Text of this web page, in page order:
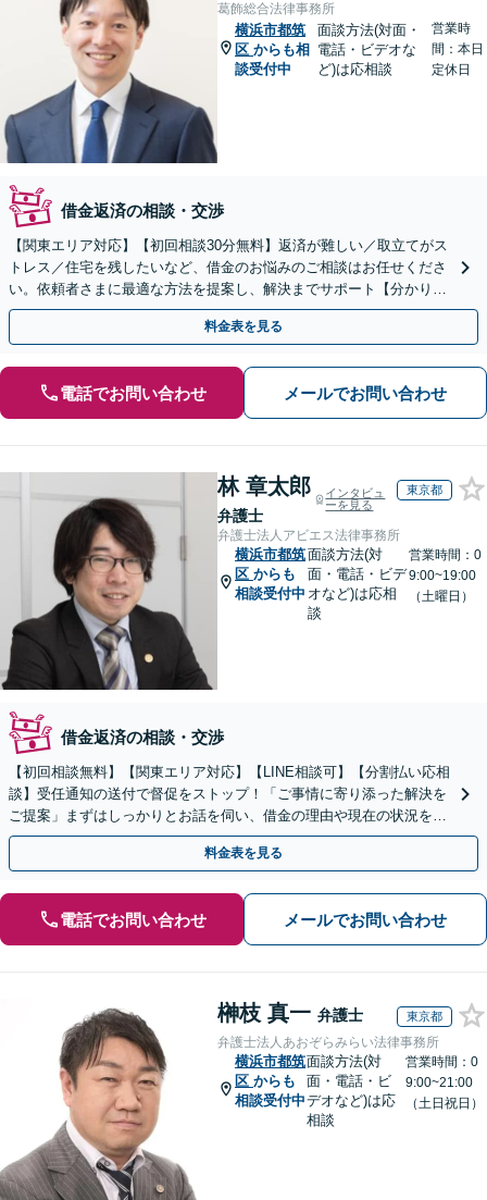
葛飾総合法律事務所
横浜市都筑
区 からも相
談受付中
面談方法(対面・
電話・ビデオな
ど)は応相談
営業時
間：本日
定休日
借金返済の相談・交渉
【関東エリア対応】【初回相談30分無料】返済が難しい／取立てがス
トレス／住宅を残したいなど、借金のお悩みのご相談はお任せくださ
い。依頼者さまに最適な方法を提案し、解決までサポート【分かりや
すい費用体系】破産管財人の経験豊富な弁護士所属
料金表を見る
電話でお問い合わせ メールでお問い合わせ
林 章太郎
弁護士
インタビュ
ーを見る
東京都
弁護士法人アビエス法律事務所
横浜市都筑
区 からも
相談受付中
面談方法(対
面・電話・ビデ
オなど)は応相
談
営業時間：0
9:00~19:00
（土曜日）
借金返済の相談・交渉
【初回相談無料】【関東エリア対応】【LINE相談可】【分割払い応相
談】受任通知の送付で督促をストップ！「ご事情に寄り添った解決を
ご提案」まずはしっかりとお話を伺い、借金の理由や現在の状況を丁
寧にお聞きするので、ぜひお気軽にご相談ください。
料金表を見る
電話でお問い合わせ メールでお問い合わせ
榊枝 真一 弁護士 東京都
弁護士法人あおぞらみらい法律事務所
横浜市都筑
区 からも
相談受付中
面談方法(対
面・電話・ビ
デオなど)は応
相談
営業時間：0
9:00~21:00
（土日祝日）